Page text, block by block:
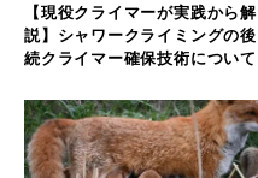
【現役クライマーが実践から解
説】シャワークライミングの後
続クライマー確保技術について